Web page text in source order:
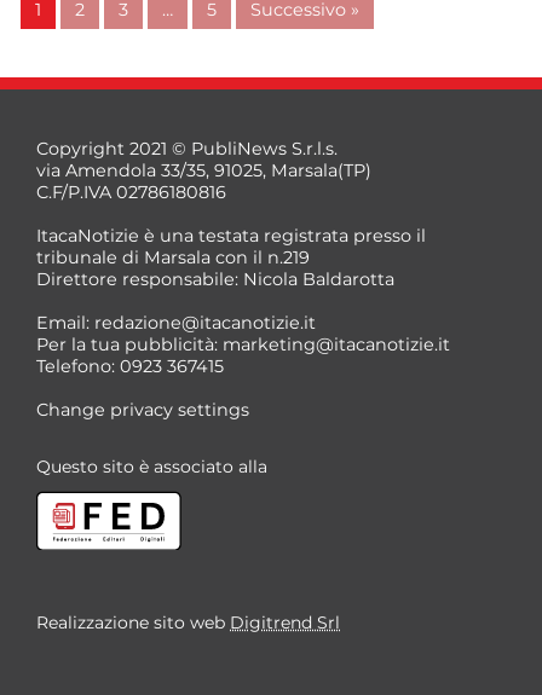
1 2 3 … 5 Successivo »
Copyright 2021 © PubliNews S.r.l.s.
via Amendola 33/35, 91025, Marsala(TP)
C.F/P.IVA 02786180816
ItacaNotizie è una testata registrata presso il
tribunale di Marsala con il n.219
Direttore responsabile: Nicola Baldarotta
Email: redazione@itacanotizie.it
Per la tua pubblicità: marketing@itacanotizie.it
Telefono: 0923 367415
Change privacy settings
Questo sito è associato alla
Realizzazione sito web Digitrend Srl